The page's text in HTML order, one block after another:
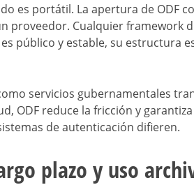
es portátil. La apertura de ODF
proveedor. Cualquier framework
público y estable, su estructura
servicios gubernamentales
ODF reduce la fricción y
de autenticación difieren.
plazo y uso